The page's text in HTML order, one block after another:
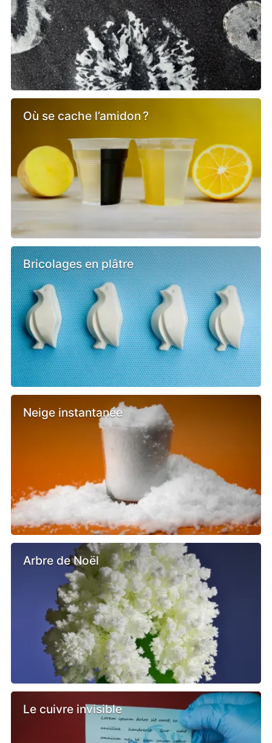
Où se cache l’amidon ?
Bricolages en plâtre
Neige instantanée
Arbre de Noël
Le cuivre invisible